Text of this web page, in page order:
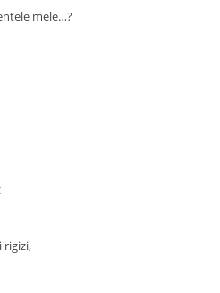
mele…?
rigizi,